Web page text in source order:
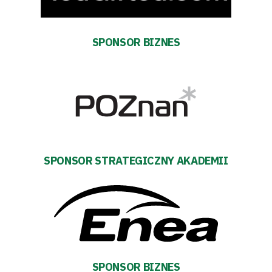
Warciarzy
#WARTOpobrać
pośredników
SPONSOR BIZNES
SPONSOR STRATEGICZNY AKADEMII
SPONSOR BIZNES